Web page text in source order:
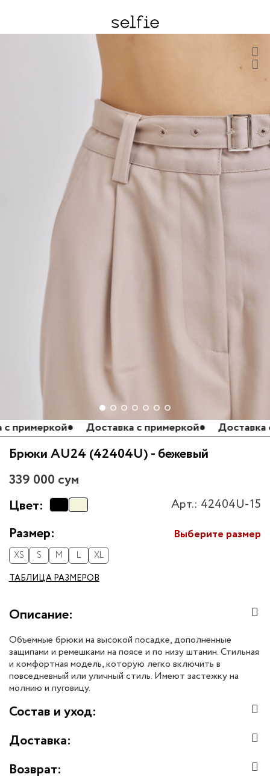
● Доставка с примеркой● Доставка с
Брюки AU24 (42404U) - бежевый
339 000 сум
Цвет:
Арт.: 42404U-15
Размер:
XS S M L
XL
ТАБЛИЦА РАЗМЕРОВ
Выберите размер
Описание:
Объемные брюки на высокой посадке, дополненные
защипами и ремешками на поясе и по низу штанин. Стильная
и комфортная модель, которую легко включить в
повседневный или уличный стиль. Имеют застежку на
молнию и пуговицу.
Состав и уход:
Доставка:
Возврат: